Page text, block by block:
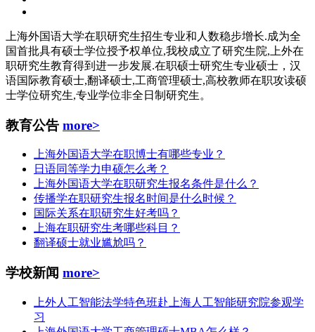
上海外国语大学在职研究生招生专业和人数稳步增长.成为全
国首批具有硕士学位授予权单位,我校成立了研究生院,上外在
职研究生教育得到进一步发展.在职硕士研究生专业硕士，汉
语国际教育硕士,翻译硕士,工商管理硕士,高校教师在职攻读硕
士学位研究生,专业学位非全日制研究生。
教育公告 more>
上海外国语大学在职博士有哪些专业？
日语同等学力申硕怎么考？
上海外国语大学在职研究生报名条件是什么？
传播学在职研究生报名时间是什么时候？
国际关系在职研究生好考吗？
上海在职研究生考哪些科目？
翻译硕士就业尴尬吗？
学校新闻 more>
上外人工智能法学特色班赴上海人工智能研究院参观学
习